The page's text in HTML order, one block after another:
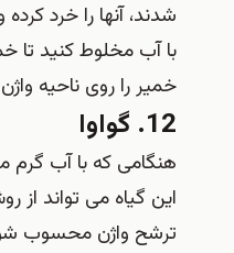
شدند، آنها را خرد
با آب مخلوط کنید
خمیر را روی ناحیه
12. گواوا
هنگامی که با آب
این گیاه می تواند از
ترشح واژن محسوب